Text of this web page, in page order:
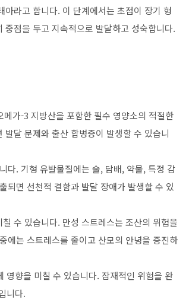
라고 합니다. 이 단계에서는 초점이 장기 형
점을 두고 지속적으로 발달하고 성숙합니다.
가-3 지방산을 포함한 필수 영양소의 적절한
달 문제와 출산 합병증이 발생할 수 있습니
다. 기형 유발물질에는 술, 담배, 약물, 특정 감
되면 선천적 결함과 발달 장애가 발생할 수 있
수 있습니다. 만성 스트레스는 조산의 위험을
에는 스트레스를 줄이고 산모의 안녕을 증진하
영향을 미칠 수 있습니다. 잠재적인 위험을 완
니다.